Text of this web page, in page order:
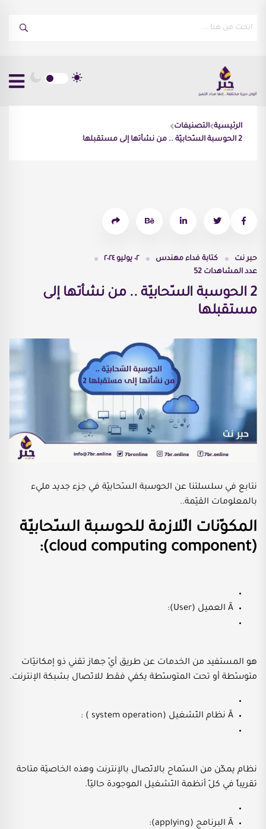
الرئيسية التصنيفات
2 الحوسبة السّحابيّة .. من نشأتها إلى مستقبلها
حبر نت كتابة فداء مهندس
٠٢ يوليو ٢٠٢٤
عدد المشاهدات 52
2 الحوسبة السّحابيّة .. من نشأتها إلى
مستقبلها
نتابع في سلسلتنا عن الحوسبة السّحابيّة في جزء جديد مليء
بالمعلومات القيّمة..
المكوّنات الّلازمة للحوسبة السّحابيّة
(cloud computing component):
Ã العميل (User):
هو المستفيد من الخدمات عن طريق أيّ جهاز تقني ذو إمكانيّات
متوسّطة أو تحت المتوسّطة يكفي فقط للاتّصال بشبكة الإنترنت.
Ã نظام التّشغيل (system operation ) :
نظام يمكّن من السّماح بالاتّصال بالإنترنت وهذه الخاصيّة متاحة
تقريباً في كلّ أنظمة التّشغيل الموجودة حاليّاً.
Ã البرنامج (applying):